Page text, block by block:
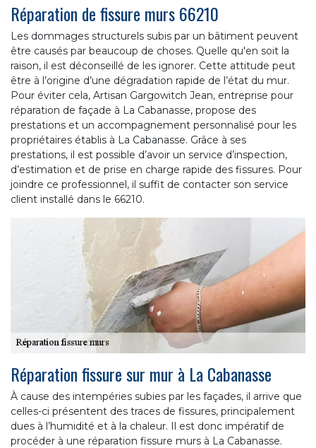
Réparation de fissure murs 66210
Les dommages structurels subis par un bâtiment peuvent
être causés par beaucoup de choses. Quelle qu'en soit la
raison, il est déconseillé de les ignorer. Cette attitude peut
être à l’origine d’une dégradation rapide de l’état du mur.
Pour éviter cela, Artisan Gargowitch Jean, entreprise pour
réparation de façade à La Cabanasse, propose des
prestations et un accompagnement personnalisé pour les
propriétaires établis à La Cabanasse. Grâce à ses
prestations, il est possible d’avoir un service d’inspection,
d’estimation et de prise en charge rapide des fissures. Pour
joindre ce professionnel, il suffit de contacter son service
client installé dans le 66210.
Réparation fissure sur mur à La Cabanasse
À cause des intempéries subies par les façades, il arrive que
celles-ci présentent des traces de fissures, principalement
dues à l’humidité et à la chaleur. Il est donc impératif de
procéder à une réparation fissure murs à La Cabanasse.